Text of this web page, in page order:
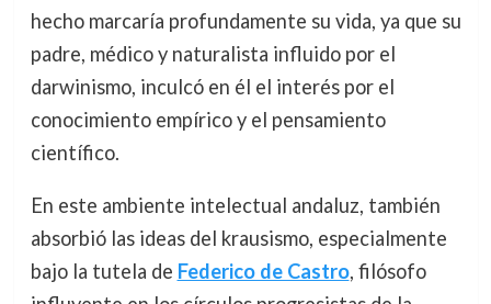
hecho marcaría profundamente su vida, ya que su
padre, médico y naturalista influido por el
darwinismo, inculcó en él el interés por el
conocimiento empírico y el pensamiento
científico.
En este ambiente intelectual andaluz, también
absorbió las ideas del krausismo, especialmente
bajo la tutela de Federico de Castro, filósofo